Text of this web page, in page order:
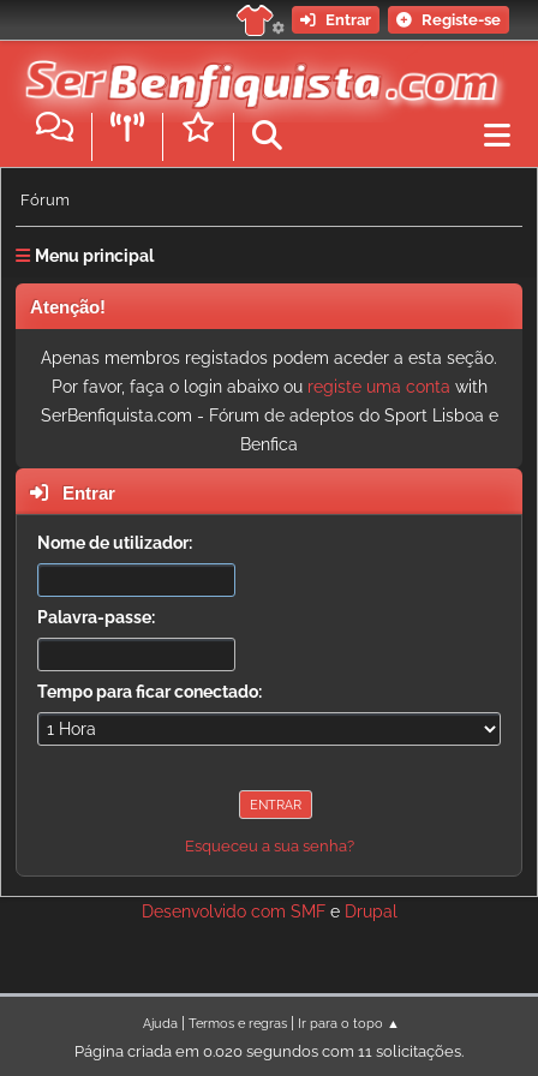
Entrar Registe-se
Fórum
Menu principal
Atenção!
Apenas membros registados podem aceder a esta seção.
Por favor, faça o login abaixo ou registe uma conta with
SerBenfiquista.com - Fórum de adeptos do Sport Lisboa e
Benfica
Entrar
Nome de utilizador:
Palavra-passe:
Tempo para ficar conectado:
Esqueceu a sua senha?
Desenvolvido com SMFe Drupal
Ajuda| Termos e regras| Ir para o topo ▲
Página criada em 0.020 segundos com 11 solicitações.